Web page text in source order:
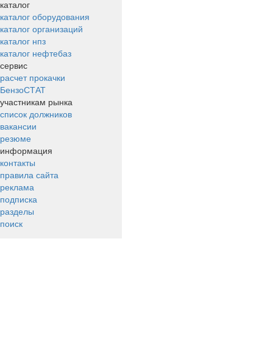
каталог
каталог оборудования
каталог организаций
каталог нпз
каталог нефтебаз
сервис
расчет прокачки
БензоСТАТ
участникам рынка
список должников
вакансии
резюме
информация
контакты
правила сайта
реклама
подписка
разделы
поиск